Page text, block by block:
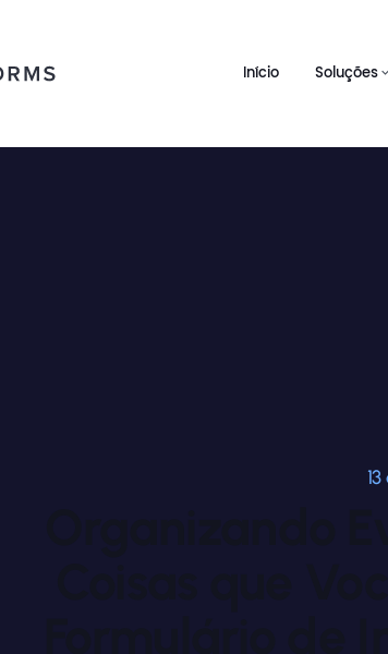
Início Soluções